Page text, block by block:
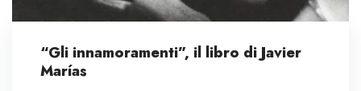
“Gli innamoramenti”, il libro di Javier
Marías